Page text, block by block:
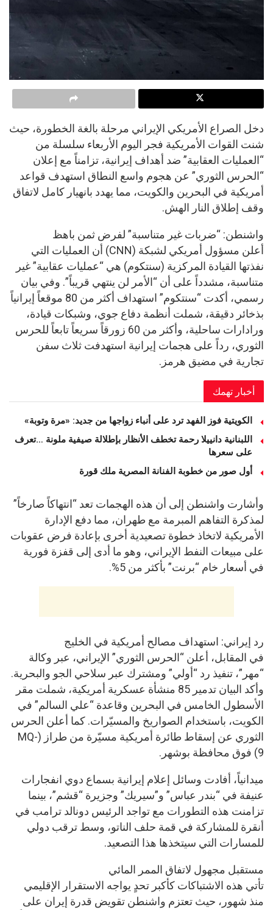
دخل الصراع الأمريكي الإيراني مرحلة بالغة الخطورة، حيث
شنت القوات الأمريكية فجر اليوم الأربعاء سلسلة من
“العمليات العقابية” ضد أهداف إيرانية، تزامناً مع إعلان
“الحرس الثوري” عن هجوم واسع النطاق استهدف قواعد
أمريكية في البحرين والكويت، مما يهدد بانهيار كامل لاتفاق
وقف إطلاق النار الهش.
واشنطن: “ضربات غير متناسبة” لفرض ثمن باهظ
أعلن مسؤول أمريكي لشبكة (CNN) أن العمليات التي
نفذتها القيادة المركزية (سنتكوم) هي “عمليات عقابية” غير
متناسبة، مشدداً على أن “الأمر لن ينتهي قريباً”. وفي بيان
رسمي، أكدت “سنتكوم” استهداف أكثر من 80 موقعاً إيرانياً
بذخائر دقيقة، شملت أنظمة دفاع جوي، وشبكات قيادة،
ورادارات ساحلية، وأكثر من 60 زورقاً سريعاً تابعاً للحرس
الثوري، رداً على هجمات إيرانية استهدفت ثلاث سفن
تجارية في مضيق هرمز.
أخبار تهمك
الكويتية فوز الفهد ترد على أنباء زواجها من جديد: «مرة وتوبة» ‏
اللبنانية دانييلا رحمة تخطف الأنظار بإطلالة صيفية ملونة …تعرف
على سعرها
أول صور من خطوبة الفنانة المصرية ملك قورة
وأشارت واشنطن إلى أن هذه الهجمات تعد “انتهاكاً صارخاً”
لمذكرة التفاهم المبرمة مع طهران، مما دفع الإدارة
الأمريكية لاتخاذ خطوة تصعيدية أخرى بإعادة فرض عقوبات
على مبيعات النفط الإيراني، وهو ما أدى إلى قفزة فورية
في أسعار خام “برنت” بأكثر من 5%.
رد إيراني: استهداف مصالح أمريكية في الخليج
في المقابل، أعلن “الحرس الثوري” الإيراني، عبر وكالة
“مهر”، تنفيذ رد “أولي” ومشترك عبر سلاحي الجو والبحرية.
وأكد البيان تدمير 85 منشأة عسكرية أمريكية، شملت مقر
الأسطول الخامس في البحرين وقاعدة “علي السالم” في
الكويت، باستخدام الصواريخ والمسيّرات. كما أعلن الحرس
الثوري عن إسقاط طائرة أمريكية مسيّرة من طراز (MQ-
9) فوق محافظة بوشهر.
ميدانياً، أفادت وسائل إعلام إيرانية بسماع دوي انفجارات
عنيفة في “بندر عباس” و”سيريك” وجزيرة “قشم”، بينما
تزامنت هذه التطورات مع تواجد الرئيس دونالد ترامب في
أنقرة للمشاركة في قمة حلف الناتو، وسط ترقب دولي
للمسارات التي سيتخذها هذا التصعيد.
مستقبل مجهول لاتفاق الممر المائي
تأتي هذه الاشتباكات كأكبر تحدٍ يواجه الاستقرار الإقليمي
منذ شهور، حيث تعتزم واشنطن تقويض قدرة إيران على